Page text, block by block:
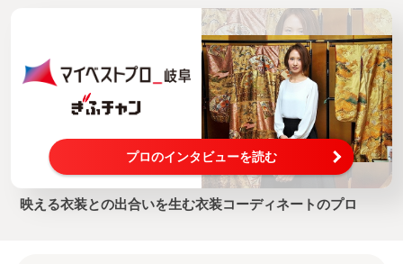
プロのインタビューを読む
映える衣装との出合いを生む衣装コーディネートのプロ